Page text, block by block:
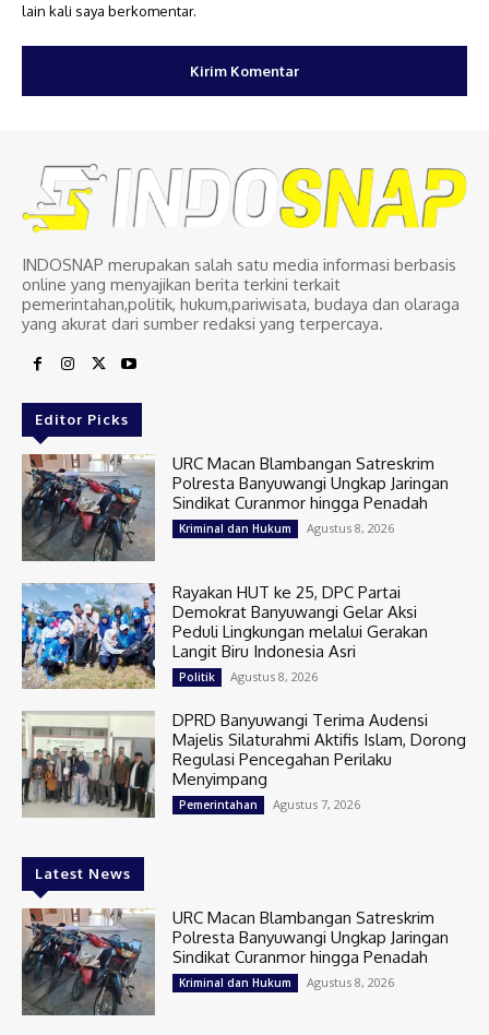
lain kali saya berkomentar.
INDOSNAP merupakan salah satu media informasi berbasis
online yang menyajikan berita terkini terkait
pemerintahan,politik, hukum,pariwisata, budaya dan olaraga
yang akurat dari sumber redaksi yang terpercaya.
Editor Picks
URC Macan Blambangan Satreskrim
Polresta Banyuwangi Ungkap Jaringan
Sindikat Curanmor hingga Penadah
Kriminal dan Hukum Agustus 8, 2026
Rayakan HUT ke 25, DPC Partai
Demokrat Banyuwangi Gelar Aksi
Peduli Lingkungan melalui Gerakan
Langit Biru Indonesia Asri
Politik Agustus 8, 2026
DPRD Banyuwangi Terima Audensi
Majelis Silaturahmi Aktifis Islam, Dorong
Regulasi Pencegahan Perilaku
Menyimpang
Pemerintahan Agustus 7, 2026
Latest News
URC Macan Blambangan Satreskrim
Polresta Banyuwangi Ungkap Jaringan
Sindikat Curanmor hingga Penadah
Kriminal dan Hukum Agustus 8, 2026